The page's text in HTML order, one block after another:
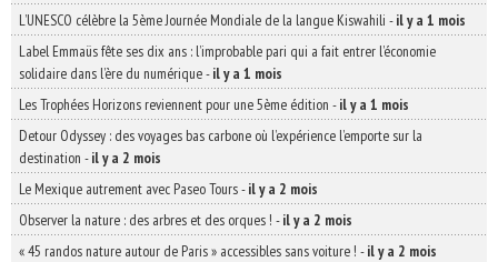
L’UNESCO célèbre la 5ème Journée Mondiale de la langue Kiswahili -il y a 1 mois
Label Emmaüs fête ses dix ans : l’improbable pari qui a fait entrer l’économie
solidaire dans l’ère du numérique-il y a 1 mois
Les Trophées Horizons reviennent pour une 5ème édition -il y a 1 mois
Detour Odyssey : des voyages bas carbone où l’expérience l’emporte sur la
destination -il y a 2 mois
Le Mexique autrement avec Paseo Tours-il y a 2 mois
Observer la nature : des arbres et des orques ! -il y a 2 mois
« 45 randos nature autour de Paris » accessibles sans voiture ! -il y a 2 mois